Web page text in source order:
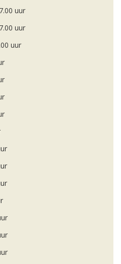
uur
uur
uur